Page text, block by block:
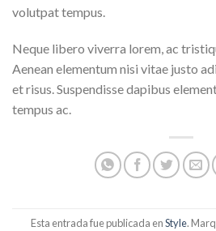
volutpat tempus.
Neque libero viverra lorem, ac
Aenean elementum nisi vitae justo
et risus. Suspendisse dapibus
tempus ac.
Esta entrada fue publicada enStyle.